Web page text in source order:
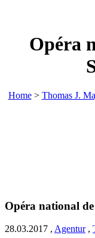
Opéra
Home> Thomas J.
Opéra national
28.03.2017 , Agentur ,